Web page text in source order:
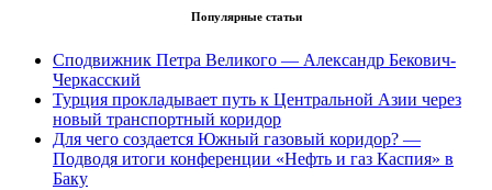
Популярные статьи
Сподвижник Петра Великого — Александр Бекович-
Черкасский
Турция прокладывает путь к Центральной Азии через
новый транспортный коридор
Для чего создается Южный газовый коридор? —
Подводя итоги конференции «Нефть и газ Каспия» в
Баку